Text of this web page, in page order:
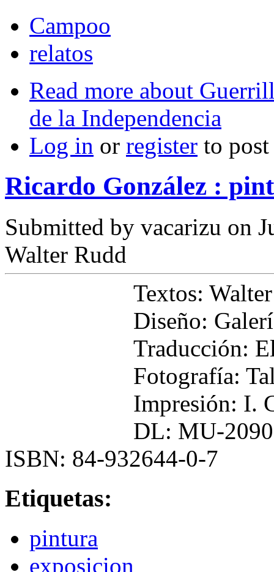
Campoo
relatos
Read more about
de la Independencia
Log in or register to
Ricardo González :
Submitted by vacarizu on
Walter Rudd
Textos:
Diseño:
Traducción:
Fotografía:
Impresión: I.
DL: MU-
ISBN: 84-932644-0-7
Etiquetas:
pintura
exposicion